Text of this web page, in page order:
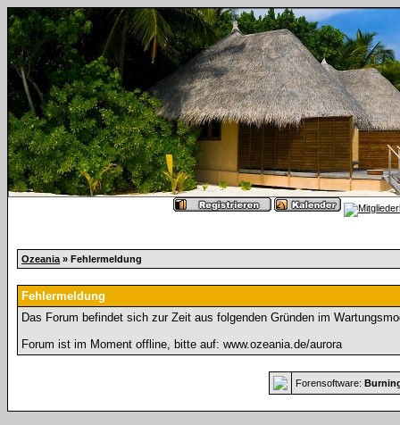
Ozeania » Fehlermeldung
Fehlermeldung
Das Forum befindet sich zur Zeit aus folgenden Gründen im
Forum ist im Moment offline, bitte auf: www.ozeania.de/aurora
Forensoftware: